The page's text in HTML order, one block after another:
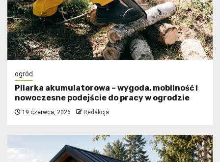
ogród
Pilarka akumulatorowa – wygoda, mobilność i
nowoczesne podejście do pracy w ogrodzie
19 czerwca, 2026 Redakcja